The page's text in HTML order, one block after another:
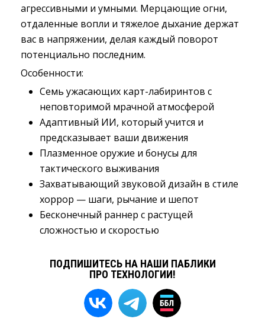
агрессивными и умными. Мерцающие огни,
отдаленные вопли и тяжелое дыхание держат
вас в напряжении, делая каждый поворот
потенциально последним.
Особенности:
Семь ужасающих карт-лабиринтов с
неповторимой мрачной атмосферой
Адаптивный ИИ, который учится и
предсказывает ваши движения
Плазменное оружие и бонусы для
тактического выживания
Захватывающий звуковой дизайн в стиле
хоррор — шаги, рычание и шепот
Бесконечный раннер с растущей
сложностью и скоростью
ПОДПИШИТЕСЬ НА НАШИ ПАБЛИКИ
ПРО ТЕХНОЛОГИИ!